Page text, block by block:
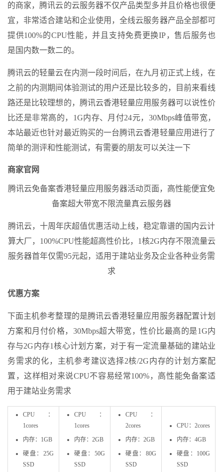
的商家，腾讯云的云服务器不仅产品类型多并且价格也很便
宜，非常适合建站和企业使用，全线云服务器产品全部都可
提供100%的CPU性能，并且支持免费更换IP，售后服务也
是国内数一数二的。
腾讯云的轻量云在内测一段时间后，在九月初正式上线，在
之前的内测期间体验测试的用户还是比较多的，目前来看线
路还是比较理想的，腾讯云香港轻量应用服务器可以说性价
比还是非常高的，1G内存、月付24元，30Mbps峰值带宽，
本站最近也针对最近购买的一台腾讯云香港轻量应用进行了
简单的测评和性能测试，有需要的朋友可以关注一下
商家官网
腾讯云免备案香港轻量应用服务器活动页面，高性能便宜免
备案超大带宽不限流量真云服务器
腾讯云，十周年庆超值优惠活动上线，稳定靠谱的国内云计
算大厂，100%CPU性能超高性价比，1核2G内存不限流量云
服务器首年仅需95元起，适用于建站业务及企业各种业务需
求
优惠方案
下面主机参考整理的是腾讯云香港轻量应用服务器配置计划
方案和月付价格，30Mbps超大带宽，性价比最高的是1G内
存与2G内存1核心计划方案，对于有一定流量基础的建站业
务需求的化，主机参考建议选择2核/2G内存的计划方案配
置，这样相对来说CPU不容易经常100%，高性能免备案适
用于建站业务需求
CPU：
1cores
内存：1GB
硬盘：25G
SSD
CPU：
1cores
内存：2GB
硬盘：50G
SSD
CPU：
2cores
内存：2GB
硬盘：80G
SSD
CPU：2cores
内存：4GB
硬盘：100G
SSD